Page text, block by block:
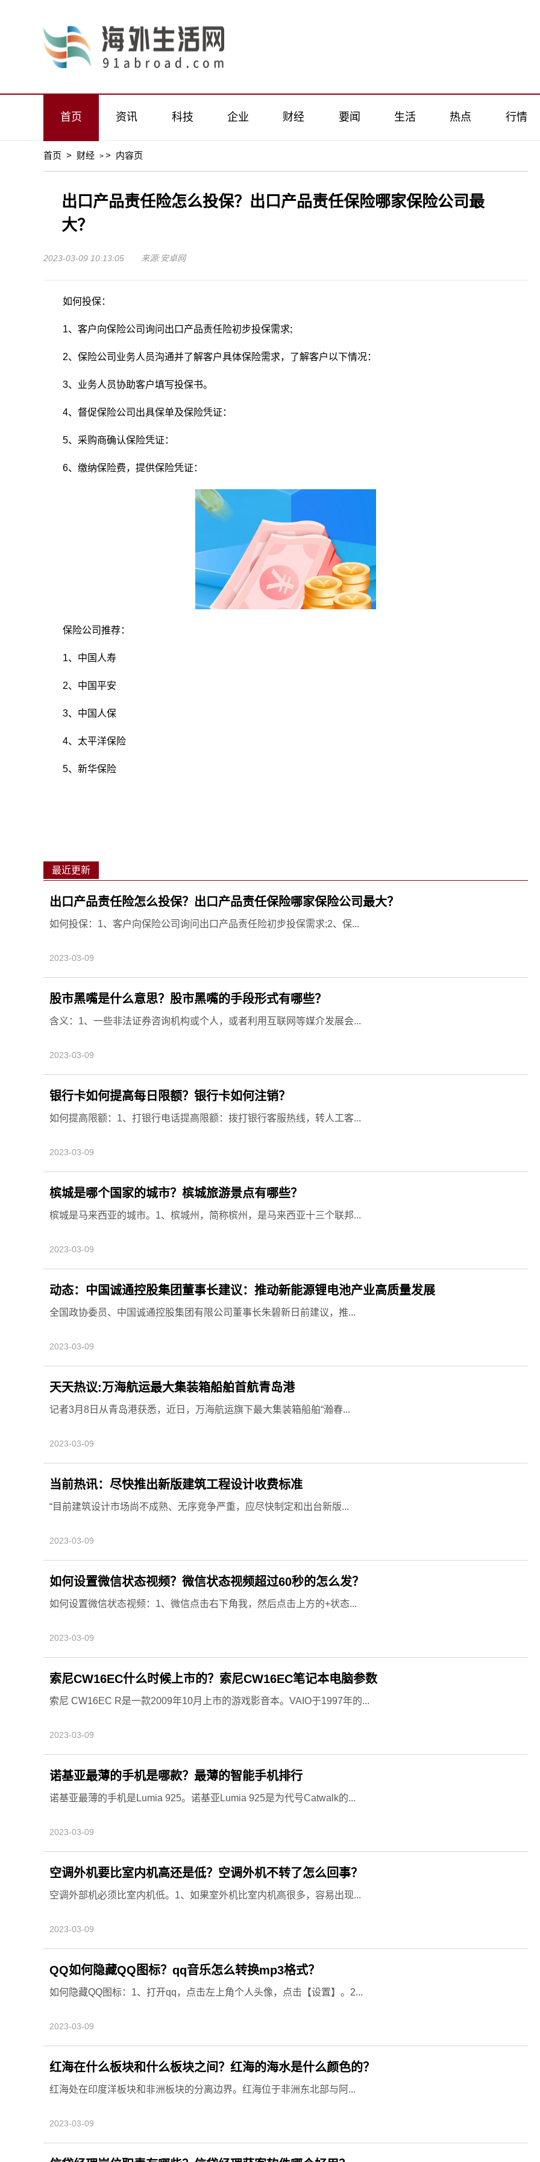
首页 资讯 科技 企业 财经 要闻 生活 热点 行情
首页 > 财经 > > 内容页
出口产品责任险怎么投保？出口产品责任保险哪家保险公司最
大？
2023-03-09 10:13:05 来源:安卓网
如何投保：
1、客户向保险公司询问出口产品责任险初步投保需求;
2、保险公司业务人员沟通并了解客户具体保险需求，了解客户以下情况：
3、业务人员协助客户填写投保书。
4、督促保险公司出具保单及保险凭证：
5、采购商确认保险凭证：
6、缴纳保险费，提供保险凭证：
保险公司推荐：
1、中国人寿
2、中国平安
3、中国人保
4、太平洋保险
5、新华保险
最近更新
出口产品责任险怎么投保？出口产品责任保险哪家保险公司最大？
如何投保：1、客户向保险公司询问出口产品责任险初步投保需求;2、保...
2023-03-09
股市黑嘴是什么意思？股市黑嘴的手段形式有哪些？
含义：1、一些非法证券咨询机构或个人，或者利用互联网等媒介发展会...
2023-03-09
银行卡如何提高每日限额？银行卡如何注销？
如何提高限额：1、打银行电话提高限额：拨打银行客服热线，转人工客...
2023-03-09
槟城是哪个国家的城市？槟城旅游景点有哪些？
槟城是马来西亚的城市。1、槟城州，简称槟州，是马来西亚十三个联邦...
2023-03-09
动态：中国诚通控股集团董事长建议：推动新能源锂电池产业高质量发展
全国政协委员、中国诚通控股集团有限公司董事长朱碧新日前建议，推...
2023-03-09
天天热议:万海航运最大集装箱船舶首航青岛港
记者3月8日从青岛港获悉，近日，万海航运旗下最大集装箱船舶“瀚春...
2023-03-09
当前热讯：尽快推出新版建筑工程设计收费标准
“目前建筑设计市场尚不成熟、无序竞争严重，应尽快制定和出台新版...
2023-03-09
如何设置微信状态视频？微信状态视频超过60秒的怎么发？
如何设置微信状态视频：1、微信点击右下角我，然后点击上方的+状态...
2023-03-09
索尼CW16EC什么时候上市的？索尼CW16EC笔记本电脑参数
索尼 CW16EC R是一款2009年10月上市的游戏影音本。VAIO于1997年的...
2023-03-09
诺基亚最薄的手机是哪款？最薄的智能手机排行
诺基亚最薄的手机是Lumia 925。诺基亚Lumia 925是为代号Catwalk的...
2023-03-09
空调外机要比室内机高还是低？空调外机不转了怎么回事？
空调外部机必须比室内机低。1、如果室外机比室内机高很多，容易出现...
2023-03-09
QQ如何隐藏QQ图标？qq音乐怎么转换mp3格式？
如何隐藏QQ图标：1、打开qq，点击左上角个人头像，点击【设置】。2...
2023-03-09
红海在什么板块和什么板块之间？红海的海水是什么颜色的？
红海处在印度洋板块和非洲板块的分离边界。红海位于非洲东北部与阿...
2023-03-09